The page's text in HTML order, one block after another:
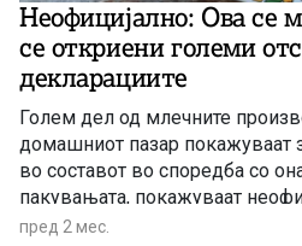
Неофицијално: Ова се
се откриени големи
декларациите
Голем дел од млечните
домашниот пазар покажуваат
во составот во споредба со
пакувањата, покажуваат
лабораториски анализи.
пред 2 мес.